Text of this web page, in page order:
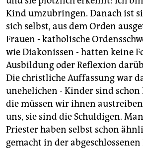
Kind umzubringen. Danach ist
sich selbst, aus dem Orden
Frauen - katholische
wie Diakonissen - hatten keine
Ausbildung oder Reflexion
Die christliche Auffassung war
unehelichen - Kinder sind schon
die müssen wir ihnen
uns, sie sind die Schuldigen.
Priester haben selbst schon
gemacht in der